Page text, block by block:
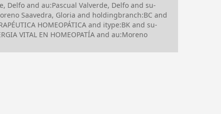
Delfo and au:Pascual Valverde, Delfo and su-
Saavedra, Gloria and holdingbranch:BC and
HOMEOPÁTICA and itype:BK and su-
VITAL EN HOMEOPATÍA and au:Moreno